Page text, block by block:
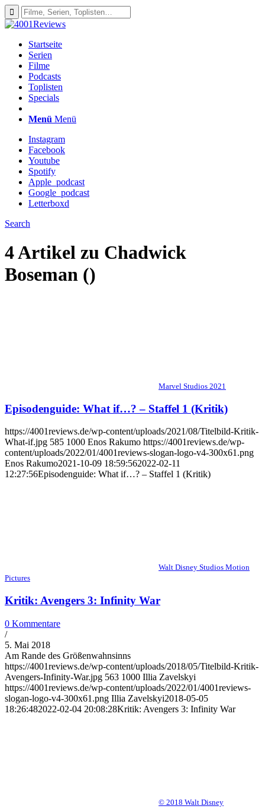
Startseite
Serien
Filme
Podcasts
Toplisten
Specials
Menü Menü
Instagram
Facebook
Youtube
Spotify
Apple_podcast
Google_podcast
Letterboxd
Search
4 Artikel zu Chadwick
Boseman ()
Marvel Studios 2021
Episodenguide: What if…? – Staffel 1 (Kritik)
https://4001reviews.de/wp-content/uploads/2021/08/Titelbild-Kritik-
What-if.jpg 585 1000 Enos Rakumo https://4001reviews.de/wp-
content/uploads/2022/01/4001reviews-slogan-logo-v4-300x61.png
Enos Rakumo2021-10-09 18:59:562022-02-11
12:27:56Episodenguide: What if…? – Staffel 1 (Kritik)
Walt Disney Studios Motion
Pictures
Kritik: Avengers 3: Infinity War
0 Kommentare
/
5. Mai 2018
Am Rande des Größenwahnsinns
https://4001reviews.de/wp-content/uploads/2018/05/Titelbild-Kritik-
Avengers-Infinity-War.jpg 563 1000 Illia Zavelskyi
https://4001reviews.de/wp-content/uploads/2022/01/4001reviews-
slogan-logo-v4-300x61.png Illia Zavelskyi2018-05-05
18:26:482022-02-04 20:08:28Kritik: Avengers 3: Infinity War
© 2018 Walt Disney